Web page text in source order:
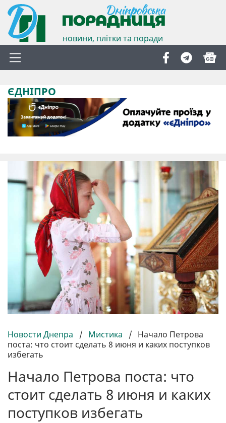
новини, плітки та поради
ЄДНІПРО
Новости Днепра / Мистика / Начало Петрова
поста: что стоит сделать 8 июня и каких поступков
избегать
Начало Петрова поста: что
стоит сделать 8 июня и каких
поступков избегать